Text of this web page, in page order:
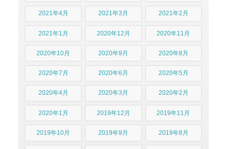
2021年4月 2021年3月 2021年2月
2021年1月 2020年12月 2020年11月
2020年10月 2020年9月 2020年8月
2020年7月 2020年6月 2020年5月
2020年4月 2020年3月 2020年2月
2020年1月 2019年12月 2019年11月
2019年10月 2019年9月 2019年8月